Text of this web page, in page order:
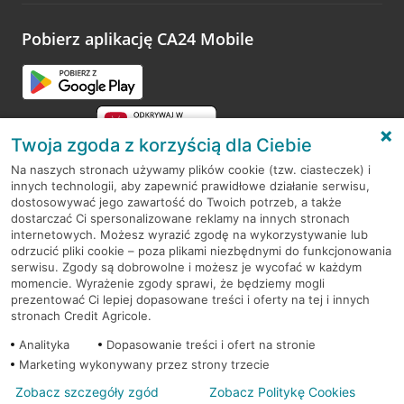
opinie.
Pobierz aplikację CA24 Mobile
RODO
Regulamin serwisu
Mapa serwisu
PolitykaCookies
© 2026 Credit Agricole Bank Polska S.A. Wszelkie prawa zastrzeżone
Twoja zgoda z korzyścią dla Ciebie
Na naszych stronach używamy plików cookie (tzw. ciasteczek) i
innych technologii, aby zapewnić prawidłowe działanie serwisu,
dostosowywać jego zawartość do Twoich potrzeb, a także
dostarczać Ci spersonalizowane reklamy na innych stronach
internetowych. Możesz wyrazić zgodę na wykorzystywanie lub
odrzucić pliki cookie – poza plikami niezbędnymi do funkcjonowania
serwisu. Zgody są dobrowolne i możesz je wycofać w każdym
momencie. Wyrażenie zgody sprawi, że będziemy mogli
prezentować Ci lepiej dopasowane treści i oferty na tej i innych
stronach Credit Agricole.
Analityka
Dopasowanie treści i ofert na stronie
Marketing wykonywany przez strony trzecie
Zobacz szczegóły zgód Zobacz Politykę Cookies